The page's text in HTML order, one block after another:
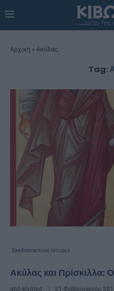
Αρχική » Ακύλας
Tag:
Εκκλησιαστική Ιστορία
Ακύλας και Πρίσκιλλα:
από kivotos 21 Φεβρουαρίου